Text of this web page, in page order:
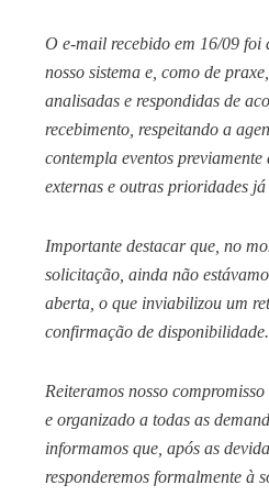
O e-mail recebido em 16/09 foi
nosso sistema e, como de
analisadas e respondidas de
recebimento, respeitando a
contempla eventos
externas e outras prioridades
Importante destacar que, no
solicitação, ainda não
aberta, o que inviabilizou um
confirmação de disponibilidade.
Reiteramos nosso
e organizado a todas as
informamos que, após as
responderemos formalmente à